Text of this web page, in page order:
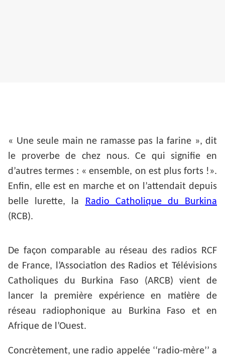
« Une seule main ne ramasse pas la farine », dit
le proverbe de chez nous. Ce qui signifie en
d’autres termes : « ensemble, on est plus forts !».
Enfin, elle est en marche et on l’attendait depuis
belle lurette, la
Radio Catholique du Burkina
(RCB).
De façon comparable au réseau des radios RCF
de France, l’Association des Radios et Télévisions
Catholiques du Burkina Faso (ARCB) vient de
lancer la première expérience en matière de
réseau radiophonique au Burkina Faso et en
Afrique de l’Ouest.
Concrètement, une radio appelée ‘‘radio-mère’’ a